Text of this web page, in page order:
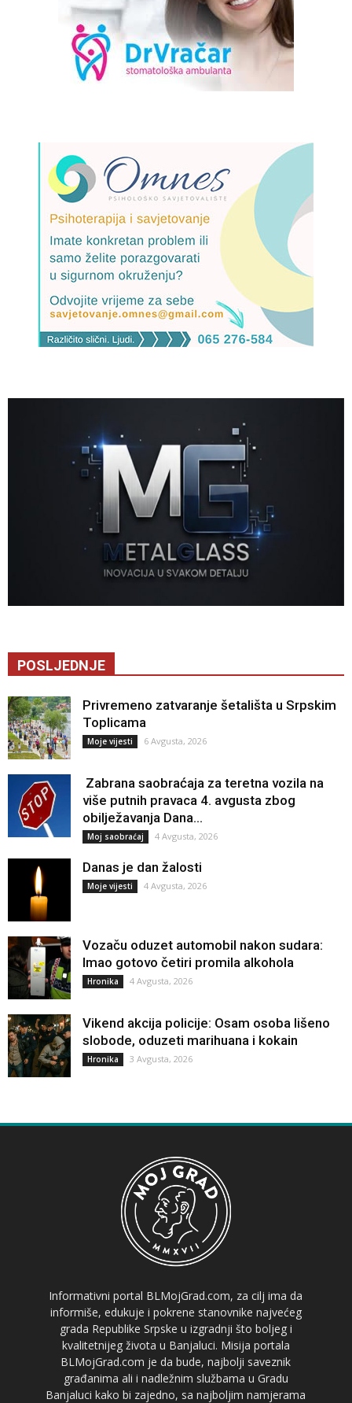
POSLJEDNJE
Privremeno zatvaranje šetališta u Srpskim
Toplicama
Moje vijesti 6 Avgusta, 2026
Zabrana saobraćaja za teretna vozila na
više putnih pravaca 4. avgusta zbog
obilježavanja Dana...
Moj saobraćaj 4 Avgusta, 2026
Danas je dan žalosti
Moje vijesti 4 Avgusta, 2026
Vozaču oduzet automobil nakon sudara:
Imao gotovo četiri promila alkohola
Hronika 4 Avgusta, 2026
Vikend akcija policije: Osam osoba lišeno
slobode, oduzeti marihuana i kokain
Hronika 3 Avgusta, 2026
Informativni portal BLMojGrad.com, za cilj ima da
informiše, edukuje i pokrene stanovnike najvećeg
grada Republike Srpske u izgradnji što boljeg i
kvalitetnijeg života u Banjaluci. Misija portala
BLMojGrad.com je da bude, najbolji saveznik
građanima ali i nadležnim službama u Gradu
Banjaluci kako bi zajedno, sa najboljim namjerama